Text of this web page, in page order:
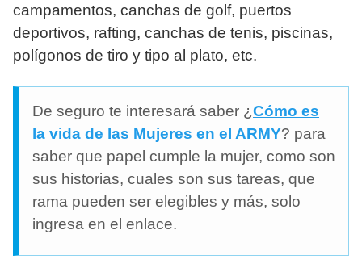
campamentos, canchas de golf, puertos
deportivos, rafting, canchas de tenis, piscinas,
polígonos de tiro y tipo al plato, etc.
De seguro te interesará saber ¿ Cómo es
la vida de las Mujeres en el ARMY? para
saber que papel cumple la mujer, como son
sus historias, cuales son sus tareas, que
rama pueden ser elegibles y más, solo
ingresa en el enlace.